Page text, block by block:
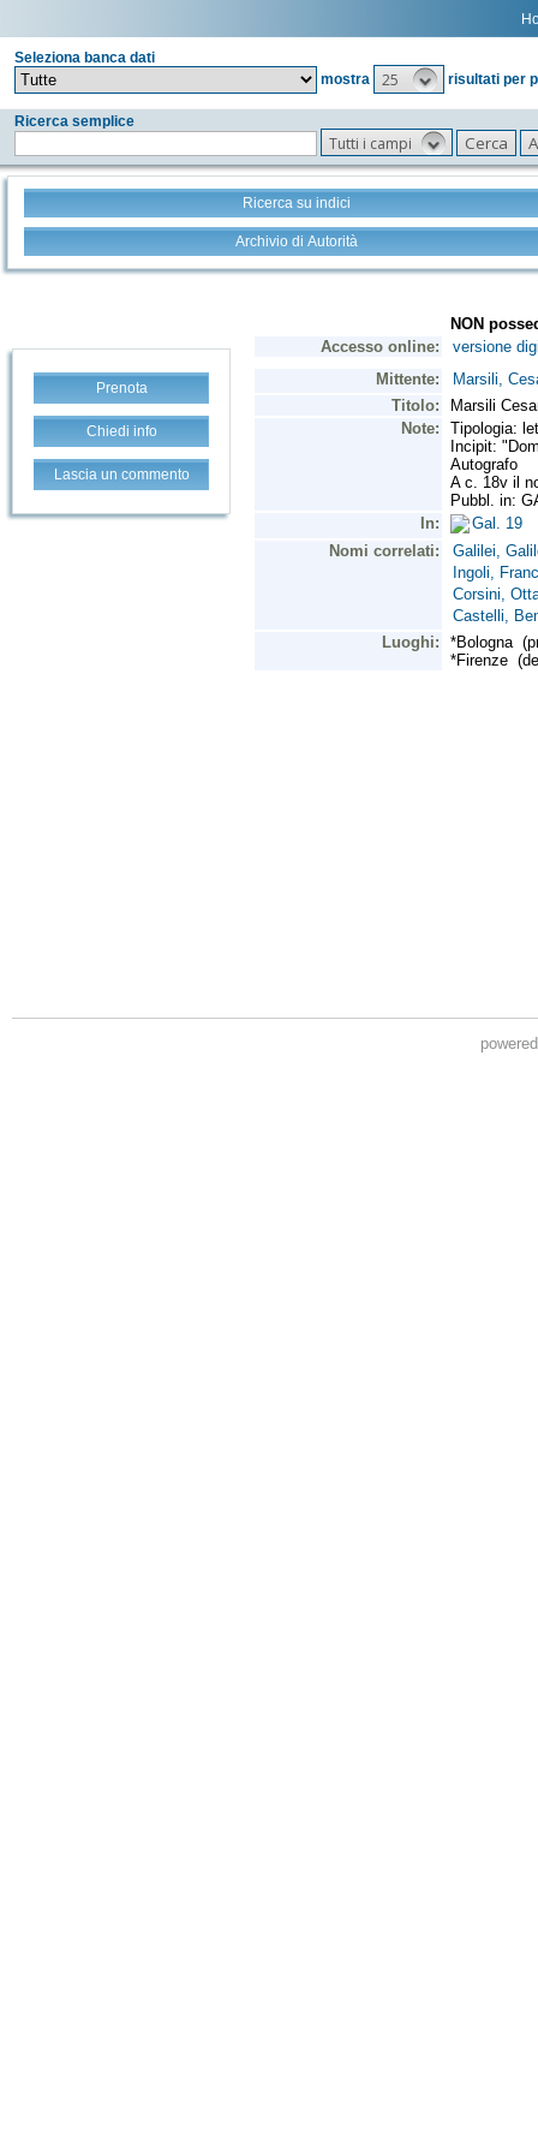
Seleziona banca dati
mostra
25 risultati per
Ricerca semplice
Tutti i campi
Ricerca su indici
Archivio di Autorità
Prenota
Chiedi info
Lascia un commento